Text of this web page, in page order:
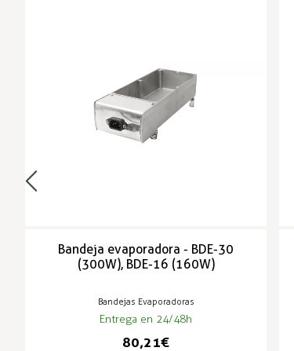
Bandeja evaporadora - BDE-30
(300W), BDE-16 (160W)
Bandejas Evaporadoras
Entrega en 24/48h
80,21 €